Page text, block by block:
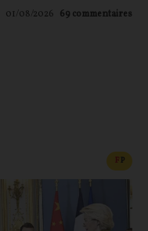
01/08/2026 69 commentaires
FP